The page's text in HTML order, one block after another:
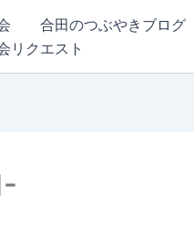
合田のつぶやきブログ
リクエスト